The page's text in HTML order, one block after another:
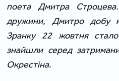
поета Дмитра
дружини, Дмитро добу
Зранку 22 жовтня
знайшли серед
Окрестіна.